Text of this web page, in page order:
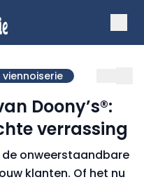
Doony’s®:
verrassing
de onweerstaandbare
klanten. Of het nu